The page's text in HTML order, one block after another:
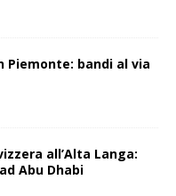
Piemonte: bandi al via
all’Alta Langa:
Abu Dhabi